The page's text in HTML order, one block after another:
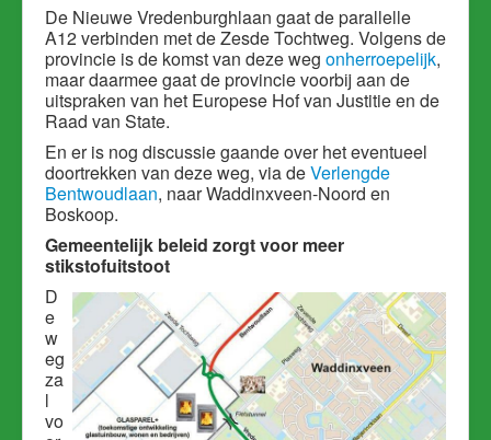
Eerdere artikelen
De Nieuwe Vredenburghlaan gaat de parallelle
A12 verbinden met de Zesde Tochtweg. Volgens de
provincie is de komst van deze weg onherroepelijk,
maar daarmee gaat de provincie voorbij aan de
uitspraken van het Europese Hof van Justitie en de
Raad van State.
En er is nog discussie gaande over het eventueel
doortrekken van deze weg, via deVerlengde
Bentwoudlaan, naar Waddinxveen-Noord en
Boskoop.
Gemeentelijk beleid zorgt voor meer
stikstofuitstoot
D
e
w
eg
za
l
vo